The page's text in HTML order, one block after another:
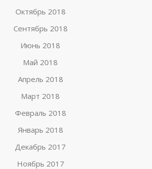
Октябрь 2018
Сентябрь 2018
Июнь 2018
Май 2018
Апрель 2018
Март 2018
Февраль 2018
Январь 2018
Декабрь 2017
Ноябрь 2017